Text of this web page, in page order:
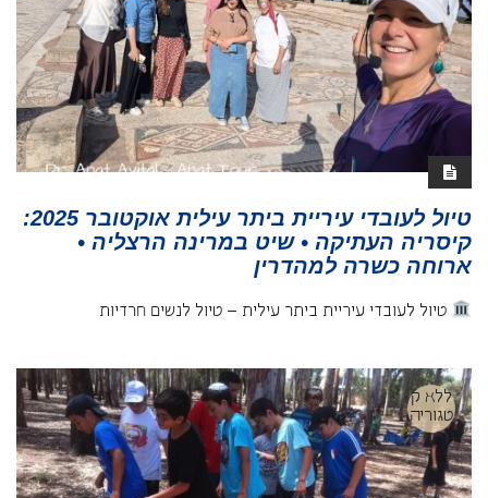
טיול לעובדי עיריית ביתר עילית אוקטובר 2025:
קיסריה העתיקה • שיט במרינה הרצליה •
ארוחה כשרה למהדרין
טיול לעובדי עיריית ביתר עילית – טיול לנשים חרדיות
ללא ק
טגוריה